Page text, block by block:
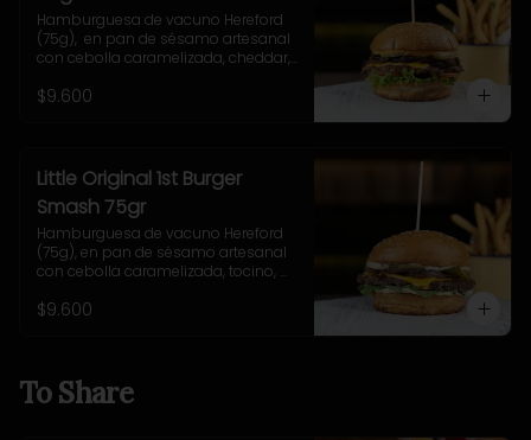
Hamburguesa de vacuno Hereford
(75g),  en pan de sésamo artesanal
con cebolla caramelizada, cheddar,
York. Incluye papas fritas rústicas.
$9.600
Little Original 1st Burger
Smash 75gr
Hamburguesa de vacuno Hereford
(75g), en pan de sésamo artesanal
con cebolla caramelizada, tocino,
casera Uncle Fletch. Incluye papas
$9.600
To Share